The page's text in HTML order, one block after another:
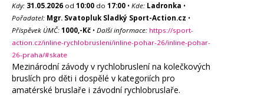
Kdy: 31.05.2026 od 10:00 do 17:00 • Kde: Ladronka •
Pořadatel: Mgr. Svatopluk Sladký Sport-Action.cz •
Příspěvek ÚMČ: 1000,-Kč • Další informace: https://sport-
action.cz/inline-rychlobrusleni/inline-pohar-26/inline-pohar-
26-praha/#skate
Mezinárodní závody v rychlobruslení na kolečkových
bruslích pro děti i dospělé v kategoriích pro
amatérské bruslaře i závodní rychlobruslaře.